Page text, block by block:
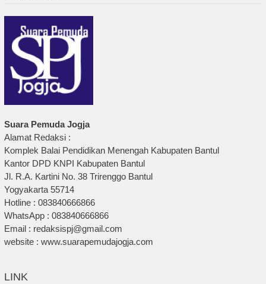
Suara Pemuda Jogja
Alamat Redaksi :
Komplek Balai Pendidikan Menengah Kabupaten Bantul
Kantor DPD KNPI Kabupaten Bantul
Jl. R.A. Kartini No. 38 Trirenggo Bantul
Yogyakarta 55714
Hotline : 083840666866
WhatsApp : 083840666866
Email : redaksispj@gmail.com
website : www.suarapemudajogja.com
LINK